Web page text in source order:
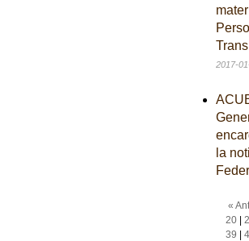
2017-
la
«
20|
39